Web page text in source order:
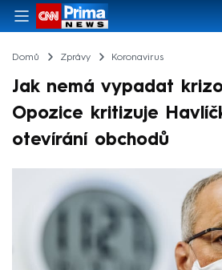
Domů Zprávy Koronavirus
Jak nemá vypadat
Opozice kritizuje
otevírání obchodů